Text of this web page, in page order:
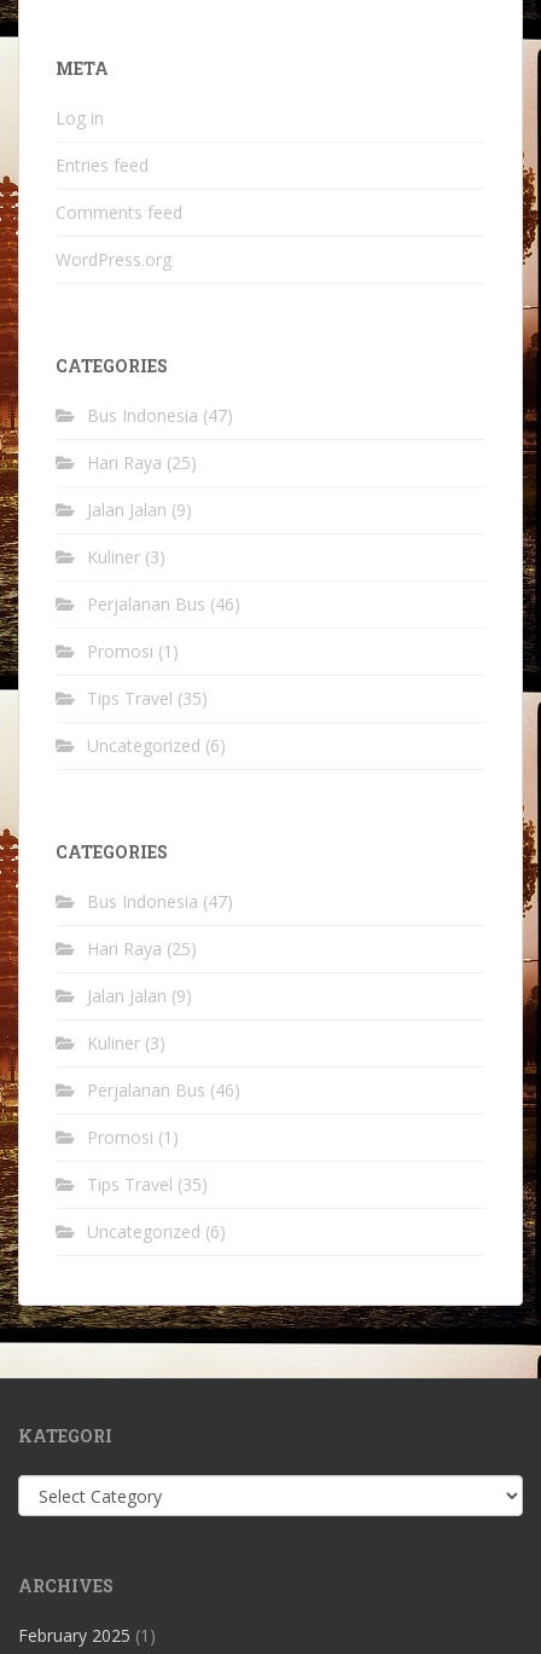
META
Log in
Entries feed
Comments feed
WordPress.org
CATEGORIES
Bus Indonesia (47)
Hari Raya (25)
Jalan Jalan (9)
Kuliner (3)
Perjalanan Bus (46)
Promosi (1)
Tips Travel (35)
Uncategorized (6)
CATEGORIES
Bus Indonesia (47)
Hari Raya (25)
Jalan Jalan (9)
Kuliner (3)
Perjalanan Bus (46)
Promosi (1)
Tips Travel (35)
Uncategorized (6)
KATEGORI
Kategori
ARCHIVES
February 2025 (1)